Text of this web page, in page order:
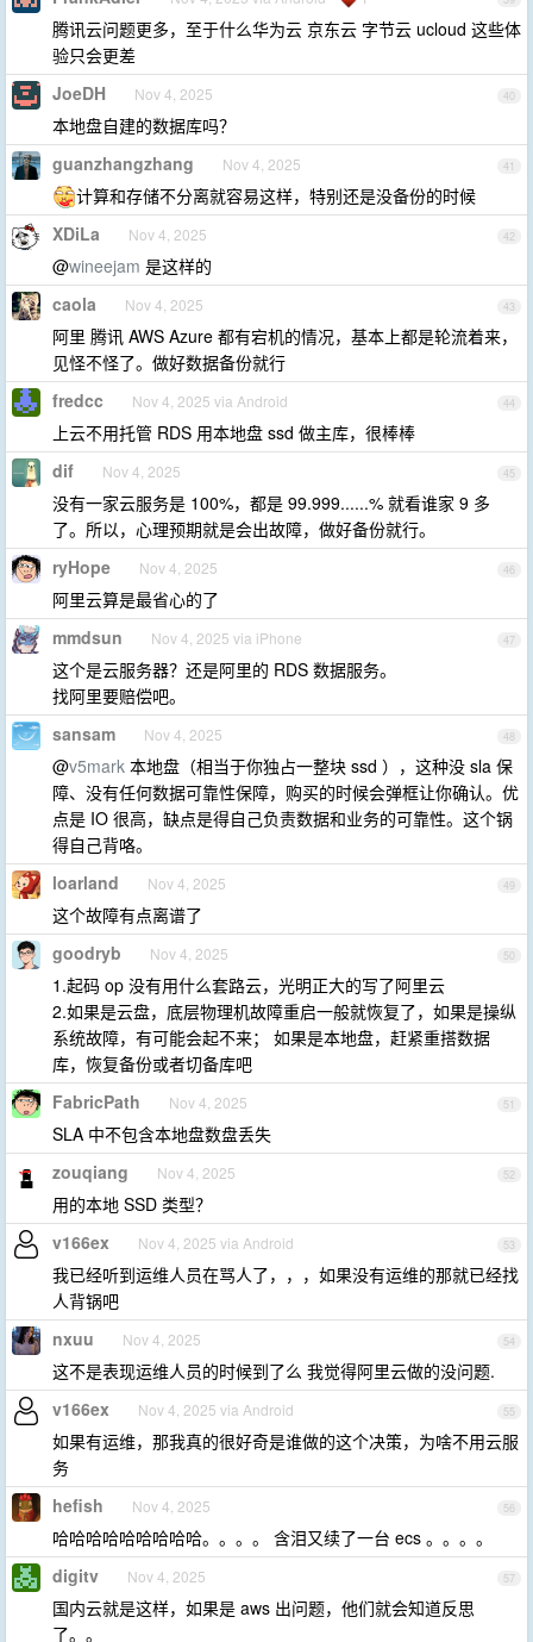
腾讯云问题更多，至于什么华为云 京东云 字节云 ucloud 这些体
验只会更差
40
JoeDH Nov 4, 2025
本地盘自建的数据库吗？
41
guanzhangzhang Nov 4, 2025
计算和存储不分离就容易这样，特别还是没备份的时候
42
XDiLa Nov 4, 2025
@wineejam 是这样的
43
caola Nov 4, 2025
阿里 腾讯 AWS Azure 都有宕机的情况，基本上都是轮流着来，
见怪不怪了。做好数据备份就行
44
fredcc Nov 4, 2025 via Android
上云不用托管 RDS 用本地盘 ssd 做主库，很棒棒
45
dif Nov 4, 2025
没有一家云服务是 100%，都是 99.999......% 就看谁家 9 多
了。所以，心理预期就是会出故障，做好备份就行。
46
ryHope Nov 4, 2025
阿里云算是最省心的了
47
mmdsun Nov 4, 2025 via iPhone
这个是云服务器？还是阿里的 RDS 数据服务。
找阿里要赔偿吧。
48
sansam Nov 4, 2025
@v5mark 本地盘（相当于你独占一整块 ssd ），这种没 sla 保
障、没有任何数据可靠性保障，购买的时候会弹框让你确认。优
点是 IO 很高，缺点是得自己负责数据和业务的可靠性。这个锅
得自己背咯。
49
loarland Nov 4, 2025
这个故障有点离谱了
50
goodryb Nov 4, 2025
1.起码 op 没有用什么套路云，光明正大的写了阿里云
2.如果是云盘，底层物理机故障重启一般就恢复了，如果是操纵
系统故障，有可能会起不来； 如果是本地盘，赶紧重搭数据
库，恢复备份或者切备库吧
51
FabricPath Nov 4, 2025
SLA 中不包含本地盘数盘丢失
52
zouqiang Nov 4, 2025
用的本地 SSD 类型？
53
v166ex Nov 4, 2025 via Android
我已经听到运维人员在骂人了，，，如果没有运维的那就已经找
人背锅吧
54
nxuu Nov 4, 2025
这不是表现运维人员的时候到了么 我觉得阿里云做的没问题.
55
v166ex Nov 4, 2025 via Android
如果有运维，那我真的很好奇是谁做的这个决策，为啥不用云服
务
56
hefish Nov 4, 2025
哈哈哈哈哈哈哈哈哈。。。。 含泪又续了一台 ecs 。。。。
57
digitv Nov 4, 2025
国内云就是这样，如果是 aws 出问题，他们就会知道反思
了。。